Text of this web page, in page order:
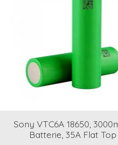
Sony VTC6A 18650,
Batterie, 35A Flat Top